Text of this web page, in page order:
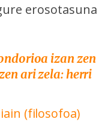
erosotasuna
izan zen
ari zela: herri
(filosofoa)